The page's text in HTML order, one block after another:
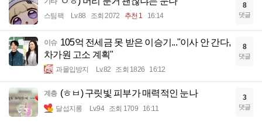
스팀팩 Lv.88 조회 2072 추천 1 16:14
8
댓글
이슈 105억 전세금 못 받은 이승기..."이사 안 간다,
차가원 고소 계획"
과몰입방지 Lv.82 조회 1826 16:12
8
댓글
계층 (ㅎㅂ) 구릿빛 피부가 매력적인 눈나
달섭지롱 Lv.94 조회 1709 16:11
3
댓글